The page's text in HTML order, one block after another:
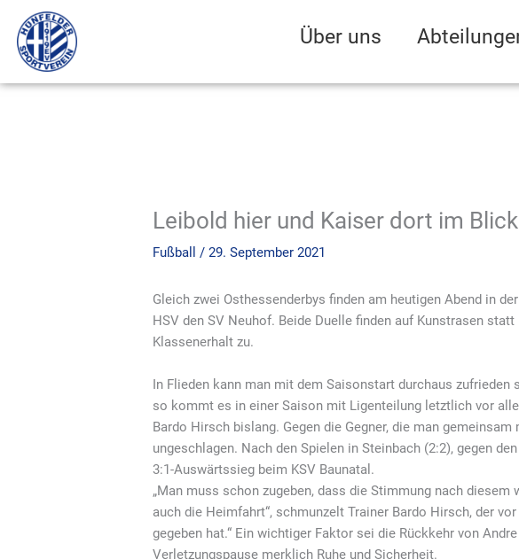
Inhalt
springen
Über uns
Leibold hier und Kaiser dort im
Fußball /29. September 2021
Gleich zwei Osthessenderbys finden am heutigen Abend in
HSV den SV Neuhof. Beide Duelle finden auf Kunstrasen
Klassenerhalt zu.
In Flieden kann man mit dem Saisonstart durchaus zufrieden
so kommt es in einer Saison mit Ligenteilung letztlich vor
Bardo Hirsch bislang. Gegen die Gegner, die man
ungeschlagen. Nach den Spielen in Steinbach (2:2), gegen
3:1-Auswärtssieg beim KSV Baunatal.
„Man muss schon zugeben, dass die Stimmung nach
auch die Heimfahrt“, schmunzelt Trainer Bardo Hirsch, der
gegeben hat.“ Ein wichtiger Faktor sei die Rückkehr von
Verletzungspause merklich Ruhe und Sicherheit.